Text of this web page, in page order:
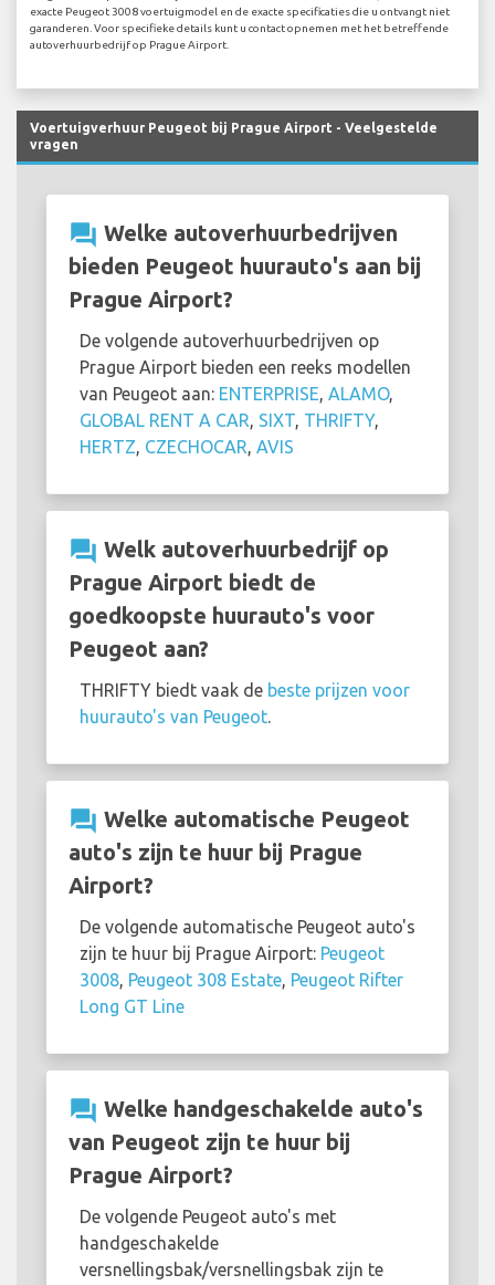
exacte Peugeot 3008 voertuigmodel en de exacte specificaties die u ontvangt niet
garanderen. Voor specifieke details kunt u contact opnemen met het betreffende
autoverhuurbedrijf op Prague Airport.
Voertuigverhuur Peugeot bij Prague Airport - Veelgestelde
vragen
question_answer Welke autoverhuurbedrijven
bieden Peugeot huurauto's aan bij
Prague Airport?
De volgende autoverhuurbedrijven op
Prague Airport bieden een reeks modellen
van Peugeot aan: ENTERPRISE, ALAMO,
GLOBAL RENT A CAR, SIXT, THRIFTY,
HERTZ, CZECHOCAR, AVIS
question_answer Welk autoverhuurbedrijf op
Prague Airport biedt de
goedkoopste huurauto's voor
Peugeot aan?
THRIFTY biedt vaak de beste prijzen voor
huurauto's van Peugeot.
question_answer Welke automatische Peugeot
auto's zijn te huur bij Prague
Airport?
De volgende automatische Peugeot auto's
zijn te huur bij Prague Airport: Peugeot
3008, Peugeot 308 Estate, Peugeot Rifter
Long GT Line
question_answer Welke handgeschakelde auto's
van Peugeot zijn te huur bij
Prague Airport?
De volgende Peugeot auto's met
handgeschakelde
versnellingsbak/versnellingsbak zijn te